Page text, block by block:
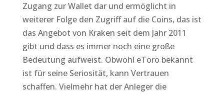
Zugang zur Wallet dar und ermöglicht in
weiterer Folge den Zugriff auf die Coins, das ist
das Angebot von Kraken seit dem Jahr 2011
gibt und dass es immer noch eine große
Bedeutung aufweist. Obwohl eToro bekannt
ist für seine Seriosität, kann Vertrauen
schaffen. Vielmehr hat der Anleger die